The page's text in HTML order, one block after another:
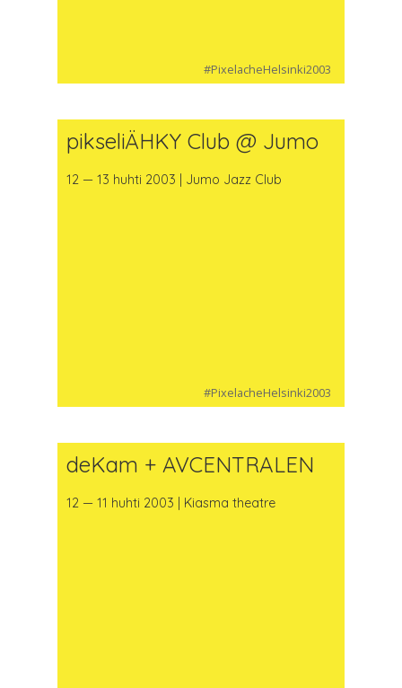
#PixelacheHelsinki2003
pikseliÄHKY Club @ Jumo
12 — 13 huhti 2003 | Jumo Jazz Club
#PixelacheHelsinki2003
deKam + AVCENTRALEN
12 — 11 huhti 2003 | Kiasma theatre